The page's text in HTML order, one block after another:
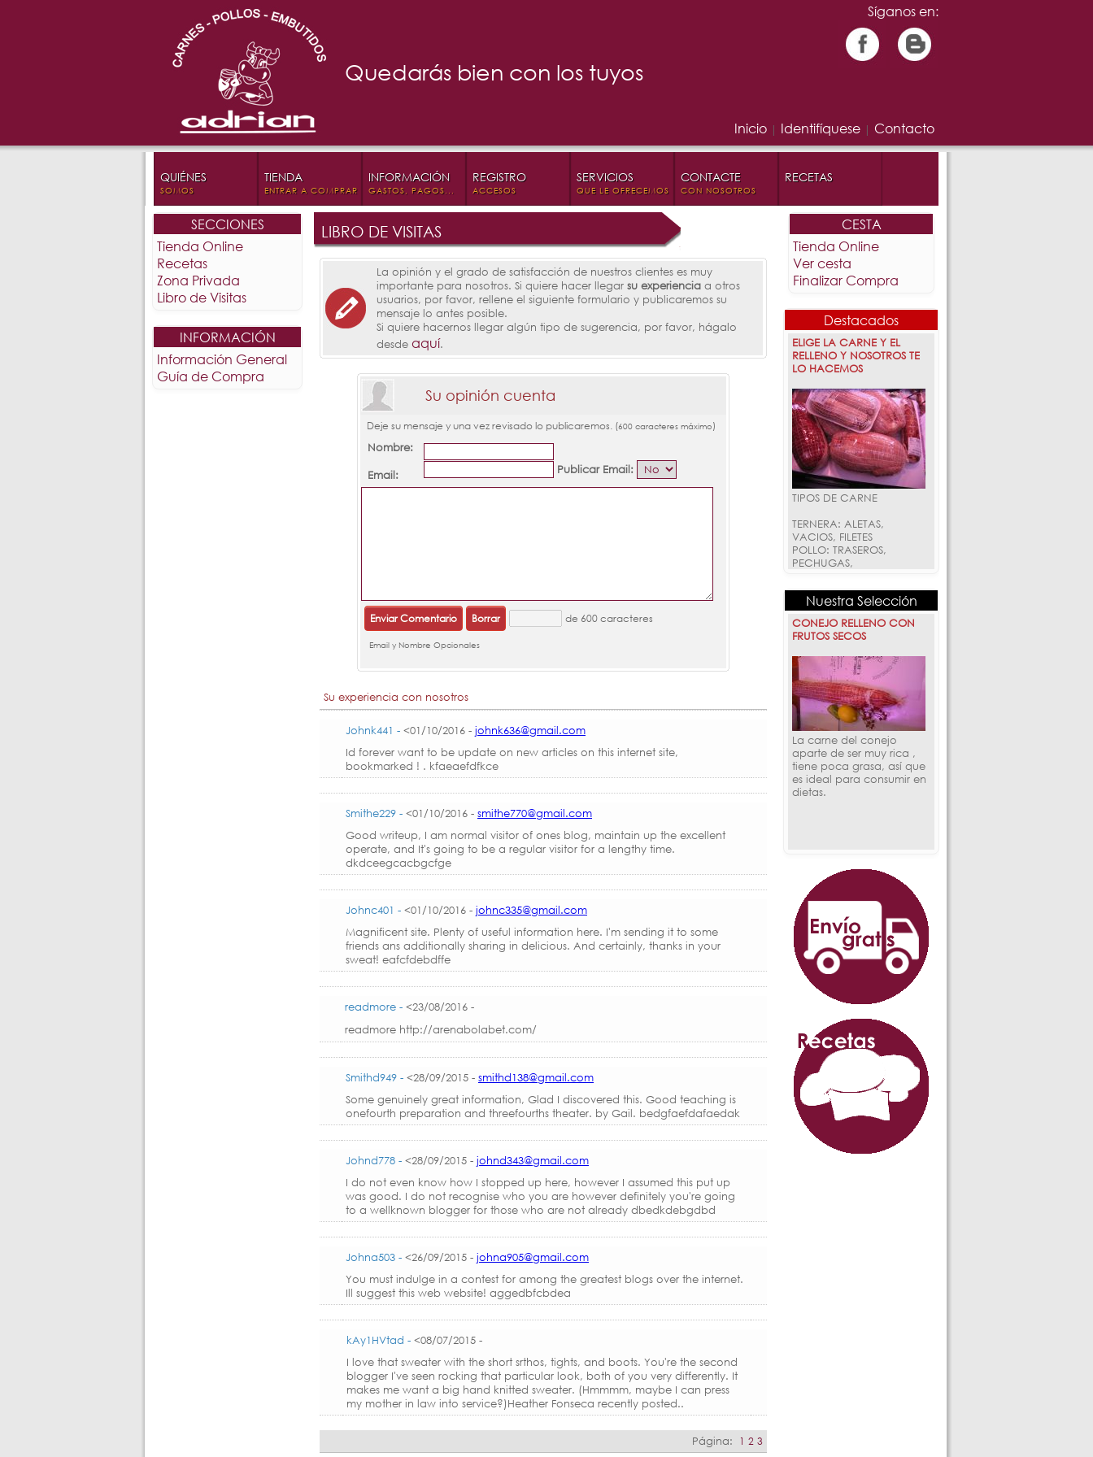
Quedarás bien con los tuyos
Síganos en:
Inicio | Identifíquese | Contacto
QUIÉNES
SOMOS
TIENDA
ENTRAR A COMPRAR
INFORMACIÓN
GASTOS, PAGOS...
REGISTRO
ACCESOS
SERVICIOS
QUE LE OFRECEMOS
CONTACTE
CON NOSOTROS
RECETAS
SECCIONES
Tienda Online
Recetas
Zona Privada
Libro de Visitas
INFORMACIÓN
Información General
Guía de Compra
LIBRO DE VISITAS
La opinión y el grado de satisfacción de nuestros clientes es muy
importante para nosotros. Si quiere hacer llegar su experiencia a otros
usuarios, por favor, rellene el siguiente formulario y publicaremos su
mensaje lo antes posible.
Si quiere hacernos llegar algún tipo de sugerencia, por favor, hágalo
desde aquí.
Su opinión cuenta
Deje su mensaje y una vez revisado lo publicaremos. (600 caracteres máximo)
Nombre:
Email:
Publicar Email:
de 600 caracteres
Email y Nombre Opcionales
Su experiencia con nosotros
Johnk441 - <01/10/2016 - johnk636@gmail.com
Id forever want to be update on new articles on this internet site,
bookmarked ! . kfaeaefdfkce
Smithe229 - <01/10/2016 - smithe770@gmail.com
Good writeup, I am normal visitor of ones blog, maintain up the excellent
operate, and It's going to be a regular visitor for a lengthy time.
dkdceegcacbgcfge
Johnc401 - <01/10/2016 - johnc335@gmail.com
Magnificent site. Plenty of useful information here. I'm sending it to some
friends ans additionally sharing in delicious. And certainly, thanks in your
sweat! eafcfdebdffe
readmore - <23/08/2016 -
readmore http://arenabolabet.com/
Smithd949 - <28/09/2015 - smithd138@gmail.com
Some genuinely great information, Glad I discovered this. Good teaching is
onefourth preparation and threefourths theater. by Gail. bedgfaefdafaedak
Johnd778 - <28/09/2015 - johnd343@gmail.com
I do not even know how I stopped up here, however I assumed this put up
was good. I do not recognise who you are however definitely you're going
to a wellknown blogger for those who are not already dbedkdebgdbd
Johna503 - <26/09/2015 - johna905@gmail.com
You must indulge in a contest for among the greatest blogs over the internet.
Ill suggest this web website! aggedbfcbdea
kAy1HVtad - <08/07/2015 -
I love that sweater with the short srthos, tights, and boots. You're the second
blogger I've seen rocking that particular look, both of you very differently. It
makes me want a big hand knitted sweater. (Hmmmm, maybe I can press
my mother in law into service?)Heather Fonseca recently posted..
Página: 1 2 3
CESTA
Tienda Online
Ver cesta
Finalizar Compra
Destacados
Nuestra Selección